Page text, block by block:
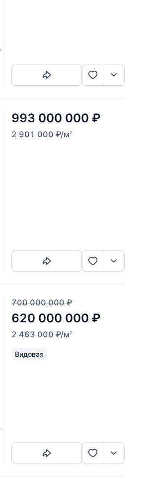
993 000 000 ₽
2 901 000 ₽/м2
700 000 000 ₽
620 000 000 ₽
2 463 000 ₽/м2
Видовая